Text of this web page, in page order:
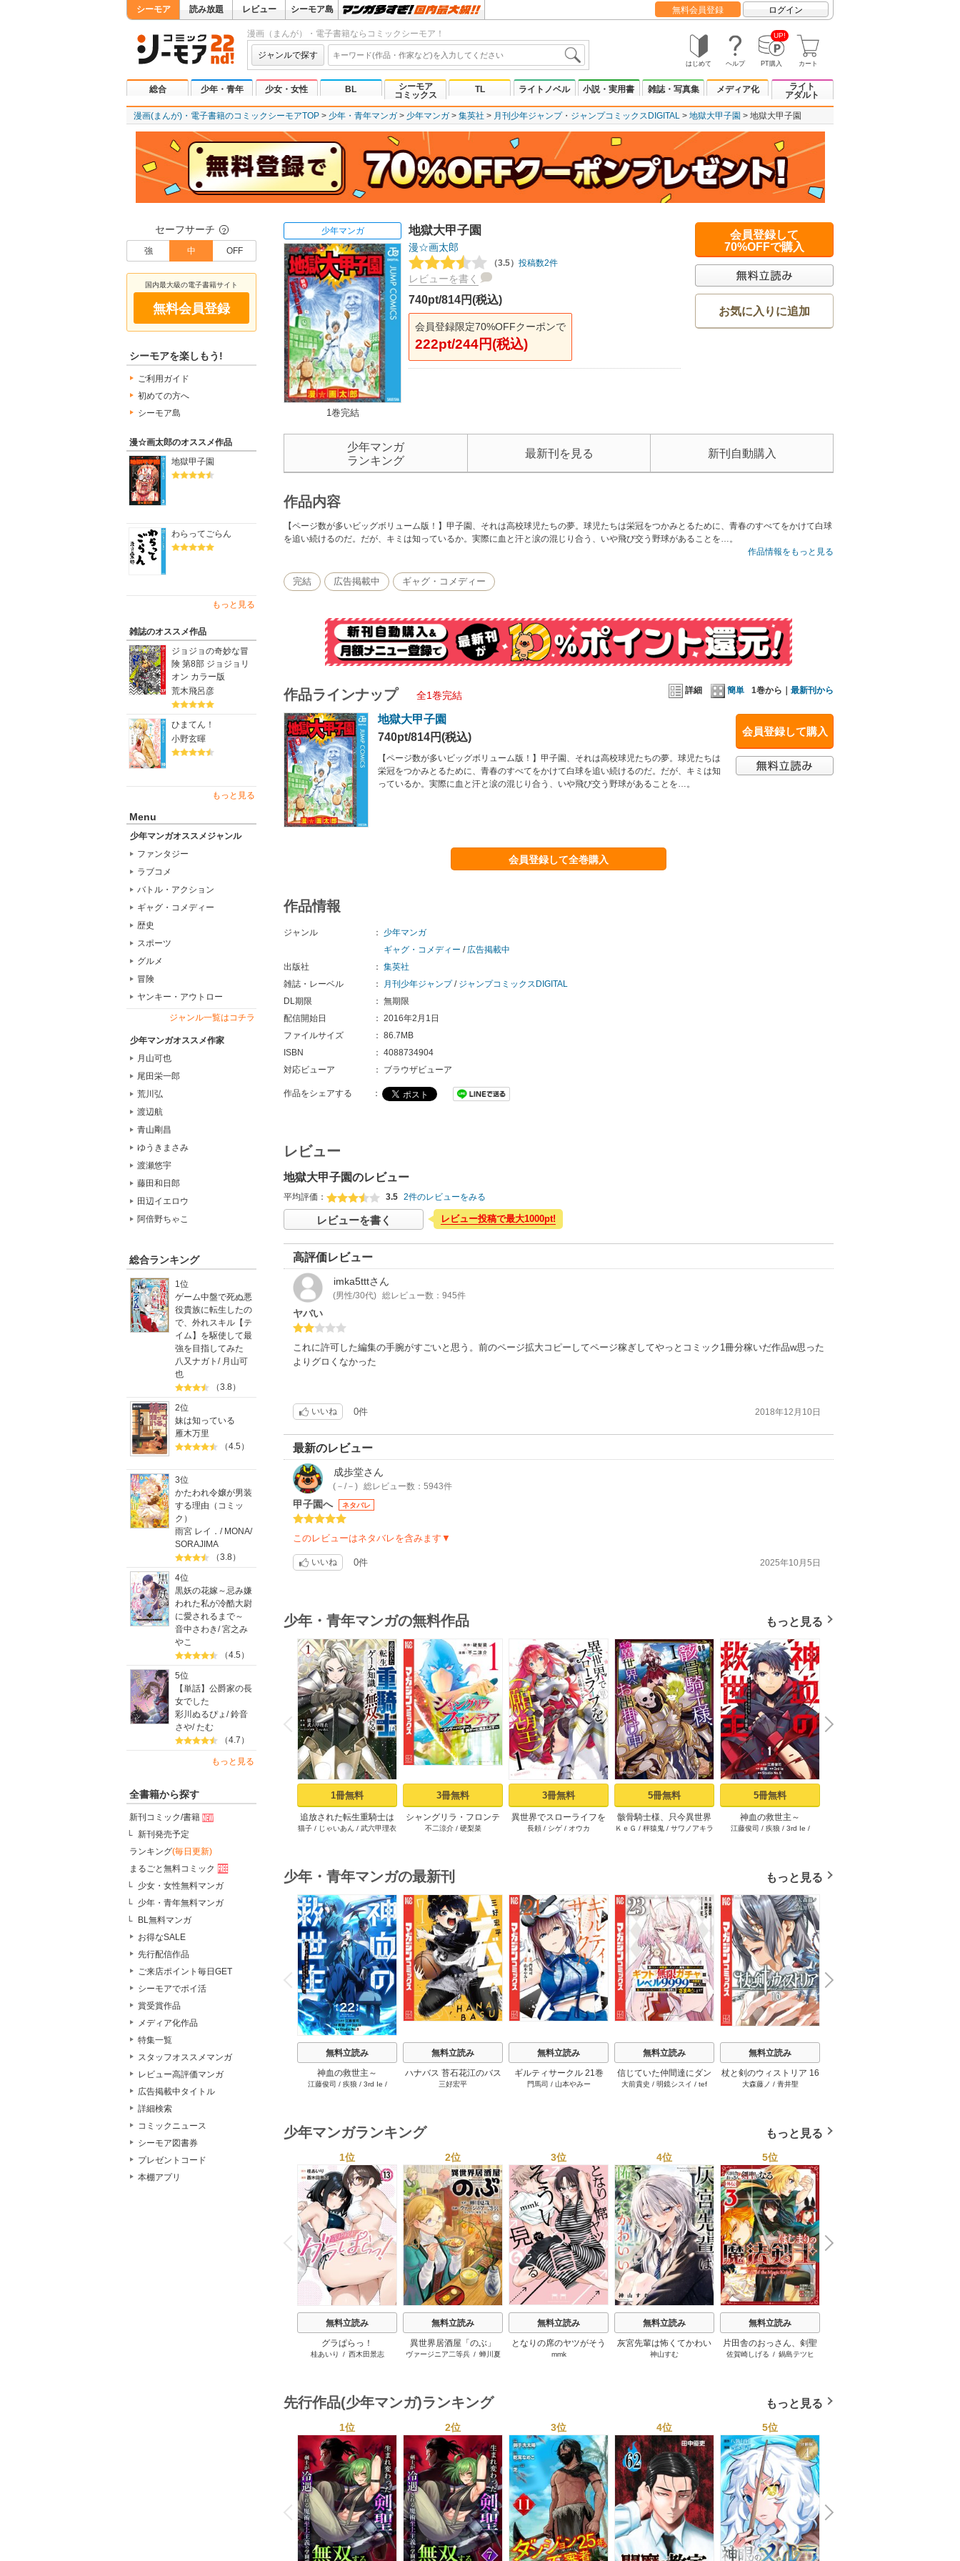
シーモア 読み放題 レビュー シーモア島 無料会員登録 ログイン
漫画（まんが）・電子書籍ならコミックシーモア！
ジャンルで探す
はじめて ヘルプ
UP!
PT購入 カート
総合 少年・青年 少女・女性 BL
シーモア
コミックス
TL ライトノベル 小説・実用書 雑誌・写真集 メディア化
ライト
アダルト
漫画(まんが)・電子書籍のコミックシーモアTOP 少年・青年マンガ 少年マンガ 集英社 月刊少年ジャンプ ジャンプコミックスDIGITAL 地獄大甲子園 地獄大甲子園
セーフサーチ ？
強 中 OFF
国内最大級の電子書籍サイト
無料会員登録
シーモアを楽しもう!
ご利用ガイド
初めての方へ
シーモア島
漫☆画太郎のオススメ作品
地獄甲子園
わらってごらん
もっと見る
雑誌のオススメ作品
ジョジョの奇妙な冒
険 第8部 ジョジョリ
オン カラー版
荒木飛呂彦
ひまてん！
小野玄暉
もっと見る
Menu
少年マンガオススメジャンル
ファンタジー
ラブコメ
バトル・アクション
ギャグ・コメディー
歴史
スポーツ
グルメ
冒険
ヤンキー・アウトロー
ジャンル一覧はコチラ
少年マンガオススメ作家
月山可也
尾田栄一郎
荒川弘
渡辺航
青山剛昌
ゆうきまさみ
渡瀬悠宇
藤田和日郎
田辺イエロウ
阿倍野ちゃこ
総合ランキング
1位
ゲーム中盤で死ぬ悪
役貴族に転生したの
で、外れスキル【テ
イム】を駆使して最
強を目指してみた
八又ナガト / 月山可
也
（3.8）
2位
妹は知っている
雁木万里
（4.5）
3位
かたわれ令嬢が男装
する理由（コミッ
ク）
雨宮 レイ． / MONA/
SORAJIMA
（3.8）
4位
黒妖の花嫁～忌み嫌
われた私が冷酷大尉
に愛されるまで～
音中さわき/宮之み
やこ
（4.5）
5位
【単話】公爵家の長
女でした
彩川ぬるぴょ /鈴音
さや/たむ
（4.7）
もっと見る
全書籍から探す
新刊コミック/書籍
新刊発売予定
ランキング(毎日更新)
まるごと無料コミック
少女・女性無料マンガ
少年・青年無料マンガ
BL無料マンガ
お得なSALE
先行配信作品
ご来店ポイント毎日GET
シーモアでポイ活
賞受賞作品
メディア化作品
特集一覧
スタッフオススメマンガ
レビュー高評価マンガ
広告掲載中タイトル
詳細検索
コミックニュース
シーモア図書券
プレゼントコード
本棚アプリ
少年マンガ
1巻完結
地獄大甲子園
漫☆画太郎
（3.5） 投稿数2件
レビューを書く
740pt/814円(税込)
会員登録限定70%OFFクーポンで
222pt/244円(税込)
会員登録して
70%OFFで購入
お気に入りに追加
少年マンガ
ランキング
最新刊を見る 新刊自動購入
作品内容
【ページ数が多いビッグボリューム版！】甲子園、それは高校球児たちの夢。球児たちは栄冠をつかみとるために、青春のすべてをかけて白球
を追い続けるのだ。だが、キミは知っているか。実際に血と汗と涙の混じり合う、いや飛び交う野球があることを…。
作品情報をもっと見る
完結 広告掲載中 ギャグ・コメディー
詳細 簡単 1巻から｜ 最新刊から
作品ラインナップ 全1巻完結
会員登録して購入
地獄大甲子園
740pt/814円(税込)
【ページ数が多いビッグボリューム版！】甲子園、それは高校球児たちの夢。球児たちは
栄冠をつかみとるために、青春のすべてをかけて白球を追い続けるのだ。だが、キミは知
っているか。実際に血と汗と涙の混じり合う、いや飛び交う野球があることを…。
会員登録して全巻購入
作品情報
ジャンル ：
少年マンガ
ギャグ・コメディー / 広告掲載中
出版社
： 集英社
雑誌・レーベル
： 月刊少年ジャンプ/ ジャンプコミックスDIGITAL
DL期限
： 無期限
配信開始日
： 2016年2月1日
ファイルサイズ
： 86.7MB
ISBN
： 4088734904
対応ビューア
： ブラウザビューア
作品をシェアする ：
レビュー
地獄大甲子園のレビュー
平均評価： 3.5 2件のレビューをみる
レビューを書く レビュー投稿で最大1000pt!
高評価レビュー
imka5tttさん
(男性/30代) 総レビュー数：945件
ヤバい
これに許可した編集の手腕がすごいと思う。前のページ拡大コピーしてページ稼ぎしてやっとコミック1冊分稼いだ作品w思った
よりグロくなかった
いいね 0件 2018年12月10日
最新のレビュー
成歩堂さん
(－/－) 総レビュー数：5943件
甲子園へ ネタバレ
このレビューはネタバレを含みます▼
いいね 0件 2025年10月5日
少年・青年マンガの無料作品 もっと見る
P
r
e
v
i
o
u
s
1冊無料
追放された転生重騎士は
ゲーム知識で無双する
猫子 / じゃいあん / 武六甲理衣
3冊無料
シャングリラ・フロンテ
ィア（１） ～クソゲー
不二涼介/ 硬梨菜
3冊無料
異世界でスローライフを
（願望） 1
長頼 / シゲ / オウカ
5冊無料
骸骨騎士様、只今異世界
へお出掛け中 I
ＫｅＧ / 秤猿鬼 / サワノアキラ
5冊無料
神血の救世主～
0.00000001％を引き当て
江藤俊司 / 疾狼 / 3rd Ie /
N
e
x
t
少年・青年マンガの最新刊 もっと見る
P
r
e
v
i
o
u
s
無料立読み
神血の救世主～
0.00000001％を引き当て
江藤俊司 / 疾狼 / 3rd Ie /
無料立読み
ハナバス 苔石花江のバス
ケ論 7巻
三好宏平
無料立読み
ギルティサークル 21巻
門馬司 / 山本やみー
無料立読み
信じていた仲間達にダン
ジョン奥地で殺されかけ
讐＆『ざまぁ！』しま
す！ 23巻
大前貴史 / 明鏡シスイ / tef
無料立読み
杖と剣のウィストリア 16
巻
大森藤ノ / 青井聖
N
e
x
t
少年マンガランキング もっと見る
P
r
e
v
i
o
u
s
1位
無料立読み
グラぱらっ！
桂あいり / 西木田景志
2位
無料立読み
異世界居酒屋「のぶ」
ヴァージニア二等兵/ 蝉川夏
3位
無料立読み
となりの席のヤツがそう
いう目で見てくる
mmk
4位
無料立読み
灰宮先輩は怖くてかわい
い
神山すむ
5位
無料立読み
片田舎のおっさん、剣聖
になる外伝 はじまりの魔
佐賀崎しげる / 鍋島テツヒ
N
e
x
t
先行作品(少年マンガ)ランキング もっと見る
P
r
e
v
i
o
u
s
1位 2位 3位 4位 5位
N
e
x
t